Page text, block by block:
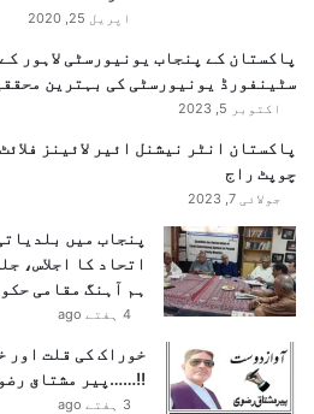
اپریل 25, 2020
پاکستان کے پنجاب یونیورسٹی لاہور
سٹینفورڈ یونیورسٹی کی بہترین
اکتوبر 5, 2023
پاکستان انٹر نیشنل ائیر لائینز
چوپٹ راج
جولائی 7, 2023
پنجاب میں
اتحاد کا اجلاس،
ہم آہنگ مقامی
4 ہفتے ago
خوراک کی قلت اور
!!……پیر مشتاق
3 ہفتے ago